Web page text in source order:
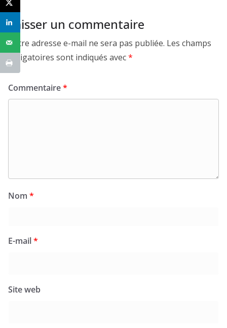
Laisser un commentaire
Votre adresse e-mail ne sera pas publiée. Les champs
obligatoires sont indiqués avec*
Commentaire*
Nom *
E-mail*
Site web